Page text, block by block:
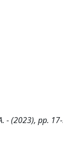
- (2023), pp.